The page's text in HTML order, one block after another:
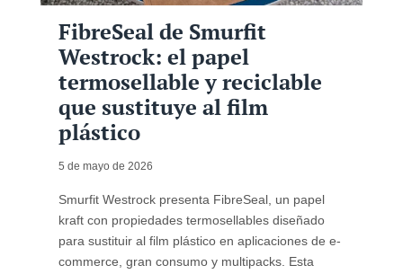
FibreSeal de Smurfit
Westrock: el papel
termosellable y reciclable
que sustituye al film
plástico
5 de mayo de 2026
Smurfit Westrock presenta FibreSeal, un papel
kraft con propiedades termosellables diseñado
para sustituir al film plástico en aplicaciones de e-
commerce, gran consumo y multipacks. Esta